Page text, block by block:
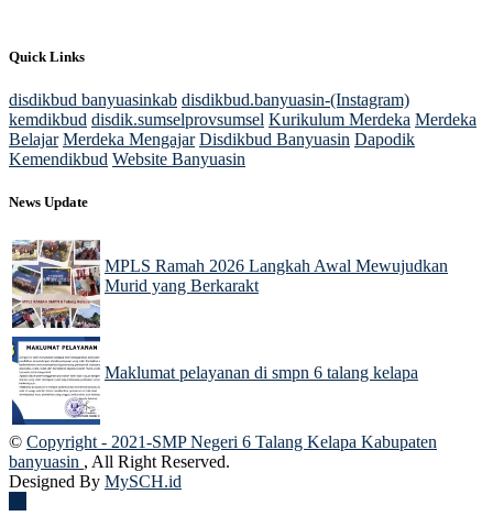
Quick Links
disdikbud banyuasinkab disdikbud.banyuasin-(Instagram)
kemdikbud disdik.sumselprovsumsel Kurikulum Merdeka Merdeka
Belajar Merdeka Mengajar Disdikbud Banyuasin Dapodik
Kemendikbud Website Banyuasin
News Update
MPLS Ramah 2026 Langkah Awal Mewujudkan
Murid yang Berkarakt
Maklumat pelayanan di smpn 6 talang kelapa
© Copyright - 2021-SMP Negeri 6 Talang Kelapa Kabupaten
banyuasin , All Right Reserved.
Designed By MySCH.id